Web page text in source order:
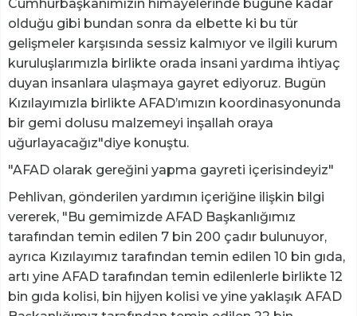
Cumhurbaşkanımızın himayelerinde bugüne kadar
olduğu gibi bundan sonra da elbette ki bu tür
gelişmeler karşısında sessiz kalmıyor ve ilgili kurum
kuruluşlarımızla birlikte orada insani yardıma ihtiyaç
duyan insanlara ulaşmaya gayret ediyoruz. Bugün
Kızılayımızla birlikte AFAD’ımızın koordinasyonunda
bir gemi dolusu malzemeyi inşallah oraya
uğurlayacağız"diye konuştu.
"AFAD olarak gereğini yapma gayreti içerisindeyiz"
Pehlivan, gönderilen yardımın içeriğine ilişkin bilgi
vererek, "Bu gemimizde AFAD Başkanlığımız
tarafından temin edilen 7 bin 200 çadır bulunuyor,
ayrıca Kızılayımız tarafından temin edilen 10 bin gıda,
artı yine AFAD tarafından temin edilenlerle birlikte 12
bin gıda kolisi, bin hijyen kolisi ve yine yaklaşık AFAD